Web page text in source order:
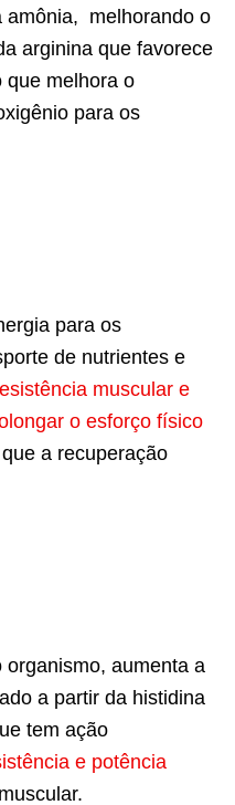
amônia, melhorando o
arginina que favorece
que melhora o
para os
para os
de nutrientes e
muscular e
o esforço físico
a recuperação
aumenta a
a partir da histidina
tem ação
e potência